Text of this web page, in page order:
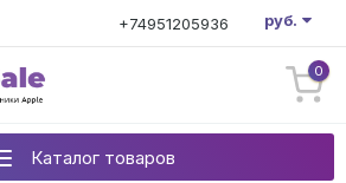
руб.
+74951205936
0
Каталог товаров